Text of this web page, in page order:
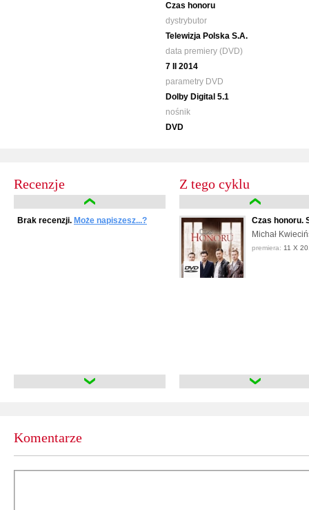
Czas honoru
dystrybutor
Telewizja Polska S.A.
data premiery (DVD)
7 II 2014
parametry DVD
Dolby Digital 5.1
nośnik
DVD
Recenzje
Brak recenzji. Może napiszesz...?
Z tego cyklu
Czas honoru.
Michał
premiera: 11 X
Komentarze